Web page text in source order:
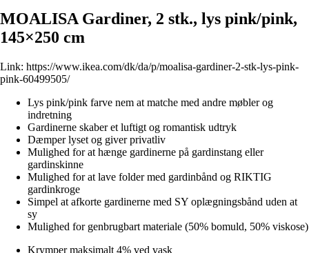
MOALISA Gardiner, 2 stk., lys pink/pink,
145×250 cm
Link: https://www.ikea.com/dk/da/p/moalisa-gardiner-2-stk-lys-pink-
pink-60499505/
Lys pink/pink farve nem at matche med andre møbler og
indretning
Gardinerne skaber et luftigt og romantisk udtryk
Dæmper lyset og giver privatliv
Mulighed for at hænge gardinerne på gardinstang eller
gardinskinne
Mulighed for at lave folder med gardinbånd og RIKTIG
gardinkroge
Simpel at afkorte gardinerne med SY oplægningsbånd uden at
sy
Mulighed for genbrugbart materiale (50% bomuld, 50% viskose)
Krymper maksimalt 4% ved vask